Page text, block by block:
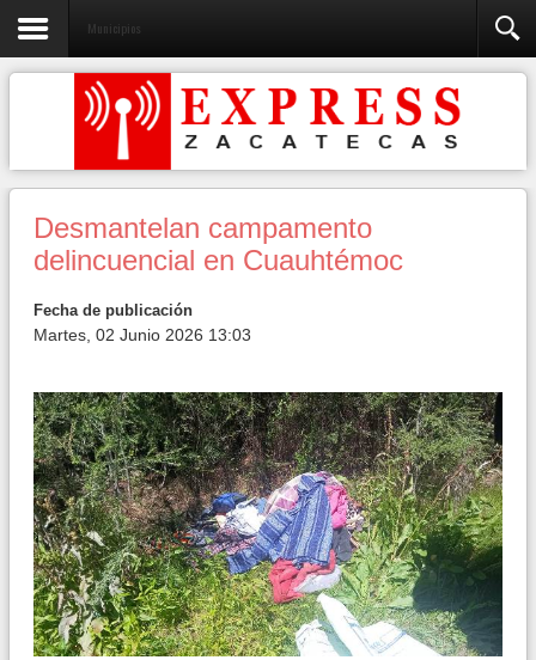
Municipios
Desmantelan campamento
delincuencial en Cuauhtémoc
Fecha de publicación
Martes, 02 Junio 2026 13:03